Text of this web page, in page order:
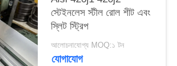
স্টেইনলেস স্টীল রোল শীট এবং
স্লিট স্ট্রিপ
আলোচনাযোগ্য MOQ:১ টন
যোগাযোগ